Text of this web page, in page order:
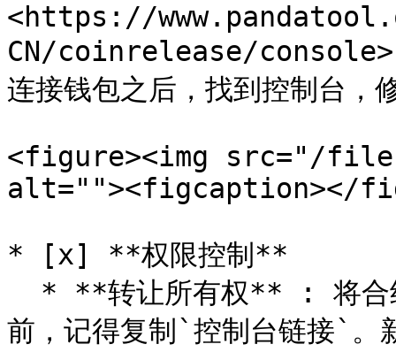
<https://
CN/coinrelease/console>
连接钱包之后，找到控制台，
<figure><img src="/
alt=""><figcaption></
* [x] **权限控制**
前，记得复制`控制台链接`。